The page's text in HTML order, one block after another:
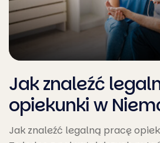
Jak znaleźć
opiekunki w
Jak znaleźć legalną pracę